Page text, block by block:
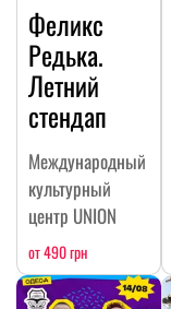
Феликс
Редька.
Летний
стендап
Международный
культурный
центр UNION
от 490 грн